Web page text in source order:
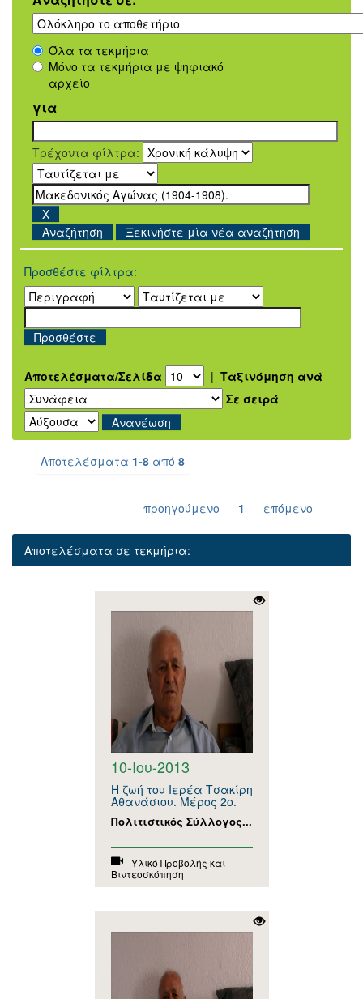
Όλα τα τεκμήρια
Μόνο τα τεκμήρια με ψηφιακό
αρχείο
για
Τρέχοντα φίλτρα:
Ξεκινήστε μία νέα αναζήτηση
Προσθέστε φίλτρα:
Αποτελέσματα/Σελίδα | Ταξινόμηση ανά
Σε σειρά
Αποτελέσματα 1-8 από 8
προηγούμενο 1 επόμενο
Αποτελέσματα σε τεκμήρια:
10-Ιου-2013
Η ζωή του Ιερέα Τσακίρη
Αθανάσιου. Μέρος 2ο.
Πολιτιστικός Σύλλογος...
Υλικό Προβολής και
Βιντεοσκόπηση